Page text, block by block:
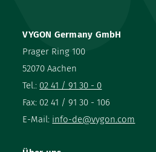
VYGON Germany GmbH
Prager Ring 100
52070 Aachen
Tel.: 02 41 / 91 30 - 0
Fax: 02 41 / 91 30 - 106
E-Mail: info-de@vygon.com